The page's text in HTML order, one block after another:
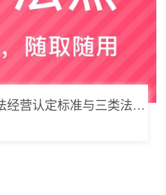
弘齐法点 | 跨境券商非法经营认定标准与三类法律风险边界